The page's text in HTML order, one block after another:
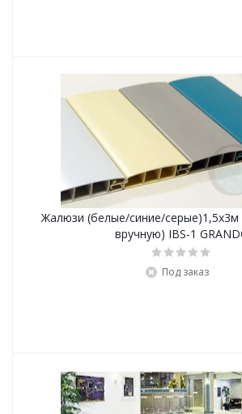
Жалюзи (белые/синие/серые)1,5х3м
вручную) IBS-1
Под заказ